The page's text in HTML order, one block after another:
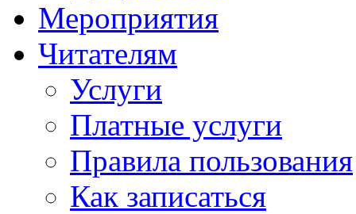
Мероприятия
Читателям
Услуги
Платные услуги
Правила пользования
Как записаться